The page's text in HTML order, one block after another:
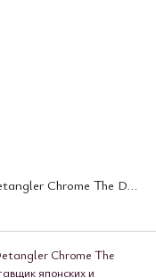
Расческа Tangle Teezer The Ultimate Detangler Chrome The Devil Wears Prada (300887)